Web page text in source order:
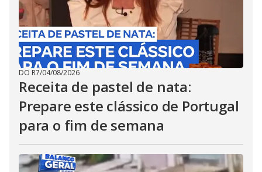
DO R7/04/08/2026
Receita de pastel de nata:
Prepare este clássico de Portugal
para o fim de semana